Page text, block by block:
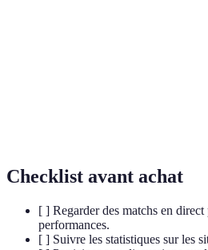
Checklist avant achat
[ ] Regarder des matchs en
performances.
[ ] Suivre les statistiques sur les